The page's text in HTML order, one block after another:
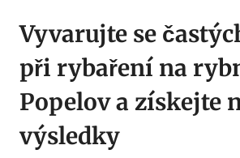
Vyvarujte se
při rybaření na
Popelov a získejte
výsledky